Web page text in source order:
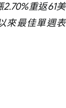
重返61美
來最佳單週表